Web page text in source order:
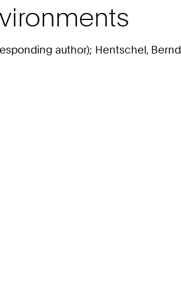
author); Hentschel, Bernd